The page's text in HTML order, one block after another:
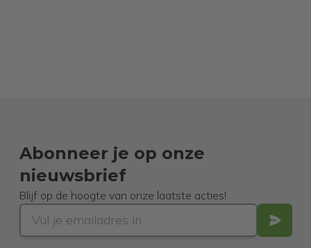
Abonneer je op onze
nieuwsbrief
Blijf op de hoogte van onze laatste acties!